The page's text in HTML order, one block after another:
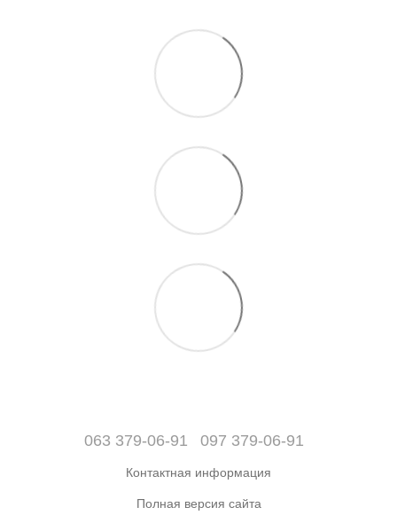
063 379-06-91 097 379-06-91
Контактная информация
Полная версия сайта